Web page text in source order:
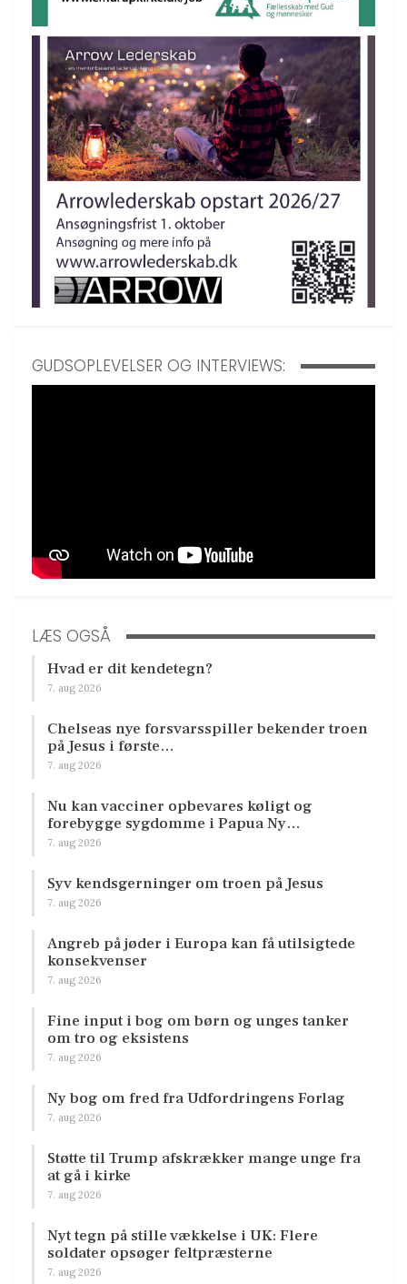
GUDSOPLEVELSER OG INTERVIEWS:
LÆS OGSÅ
Hvad er dit kendetegn?
7. aug 2026
Chelseas nye forsvarsspiller bekender troen
på Jesus i første…
7. aug 2026
Nu kan vacciner opbevares køligt og
forebygge sygdomme i Papua Ny…
7. aug 2026
Syv kendsgerninger om troen på Jesus
7. aug 2026
Angreb på jøder i Europa kan få utilsigtede
konsekvenser
7. aug 2026
Fine input i bog om børn og unges tanker
om tro og eksistens
7. aug 2026
Ny bog om fred fra Udfordringens Forlag
7. aug 2026
Støtte til Trump afskrækker mange unge fra
at gå i kirke
7. aug 2026
Nyt tegn på stille vækkelse i UK: Flere
soldater opsøger feltpræsterne
7. aug 2026